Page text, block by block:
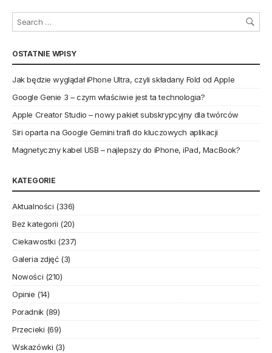
OSTATNIE WPISY
Jak będzie wyglądał iPhone Ultra, czyli składany Fold od Apple
Google Genie 3 – czym właściwie jest ta technologia?
Apple Creator Studio – nowy pakiet subskrypcyjny dla twórców
Siri oparta na Google Gemini trafi do kluczowych aplikacji
Magnetyczny kabel USB – najlepszy do iPhone, iPad, MacBook?
KATEGORIE
Aktualności (336)
Bez kategorii (20)
Ciekawostki (237)
Galeria zdjęć(3)
Nowości (210)
Opinie (14)
Poradnik(89)
Przecieki (69)
Wskazówki (3)